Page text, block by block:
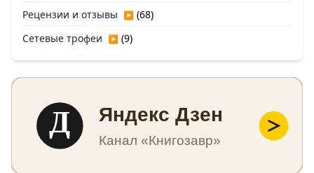
Рецензии и отзывы ▶ (68)
Сетевые трофеи ▶ (9)
Д Яндекс Дзен
Канал «Книгозавр»